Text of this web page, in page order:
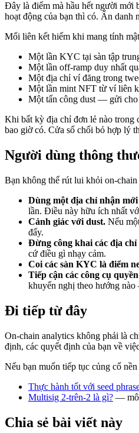
Đây là điểm mà hầu hết người mới
hoạt động của bạn thì có. Ẩn danh
Mối liên kết hiếm khi mang tính
Một lần KYC tại sàn tập
Một lần off-ramp duy nhất
Một địa chỉ ví đăng trong
Một lần mint NFT từ ví liên
Một tấn công dust — gửi cho
Khi bất kỳ địa chỉ đơn lẻ nào trong
bao giờ có. Cửa sổ chối bỏ hợp lý
Người dùng thông
Bạn không thể rút lui khỏi on-
Dùng một địa chỉ nhận
lần. Điều này hữu ích nhất
Cảnh giác với dust. Nếu
đấy.
Đừng công khai các địa
cứ điều gì nhạy cảm.
Coi các sàn KYC là điểm
Tiếp cận các công cụ
khuyến nghị theo hướng
Đi tiếp từ đây
On-chain analytics không phải là
định, các quyết định của bạn về
Nếu bạn muốn tiếp tục củng cố
Thực hành tốt với seed
Multisig 2-trên-2 là gì? — mô
Chia sẻ bài viết này